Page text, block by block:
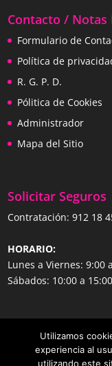
Contacto / Notas
Formulario de
Política de
R. G. P. D.
Pólitica de Cookies
Administrador
Mapa del Sitio
Solicitar Seguros
Contratación:912 18
HORARIO:
Lunes a Viernes: 9:00
Sábados: 10:00 a 15:00
Utilizamos
experiencia al
utilizando este